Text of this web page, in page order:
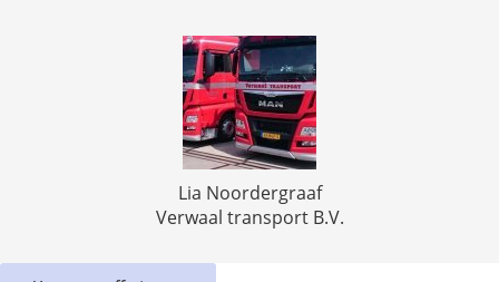
Lia Noordergraaf
Verwaal transport B.V.